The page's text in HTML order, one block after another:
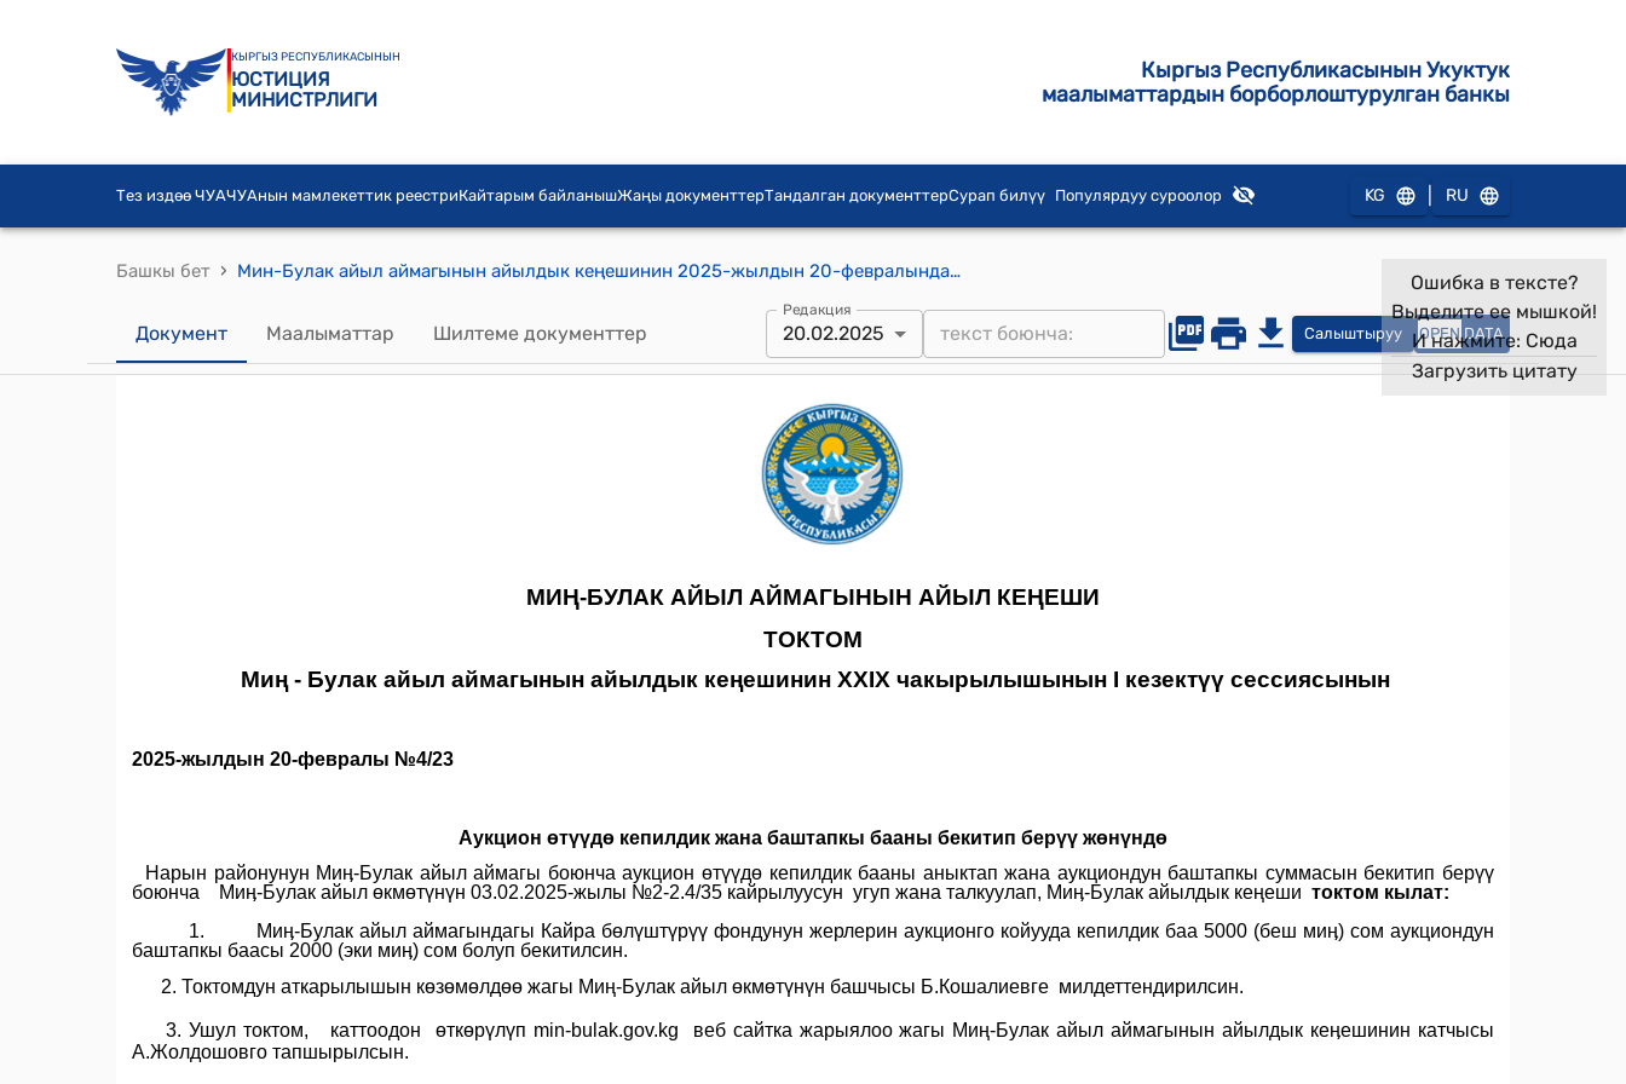
КЫРГЫЗ РЕСПУБЛИКАСЫНЫН
ЮСТИЦИЯ
МИНИСТРЛИГИ
Кыргыз Республикасынын Укуктук
маалыматтардын борборлоштурулган банкы
Тез издөө ЧУАЧУАнын мамлекеттик реестриКайтарым байланышЖаңы документтерТандалган документтерСурап билүү Популярдуу суроолор KG RU
Башкы бет › Мин-Булак айыл аймагынын айылдык кеңешинин 2025-жылдын 20-февралындагы "Аукцион өтүүдө кепилдик жана баштапкы бааны бекитип берүү жөнүндө" №4/23 токтому
Документ Маалыматтар Шилтеме документтер
Редакция
20.02.2025 Салыштыруу OPEN DATA
Ошибка в тексте?
Выделите ее мышкой!
И нажмите: Сюда
Загрузить цитату